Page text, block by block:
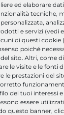
ed elaborare
tecniche,
e servizi (vedi
di questi cookie
poiché
sito. Altri, come
le visite e le fonti
le prestazioni del
dei tuoi interessi
essere
questo banner,
| Padova | Roma